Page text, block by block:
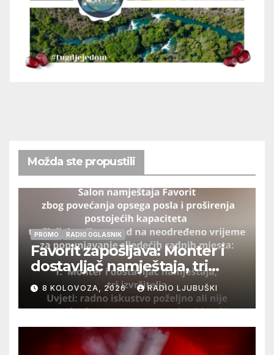
Možda ste propustili
PROMO RADIO OGLASNIK
Favorit zapošljava: Monter i
dostavljač namještaja, tri
izvršitelja
8 KOLOVOZA, 2026 RADIO LJUBUŠKI